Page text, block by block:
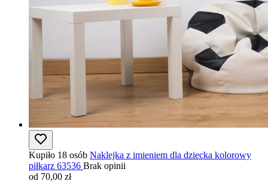
Kupiło 18 osób Naklejka z imieniem dla dziecka kolorowy
piłkarz 63536 Brak opinii
od 70,00 zł